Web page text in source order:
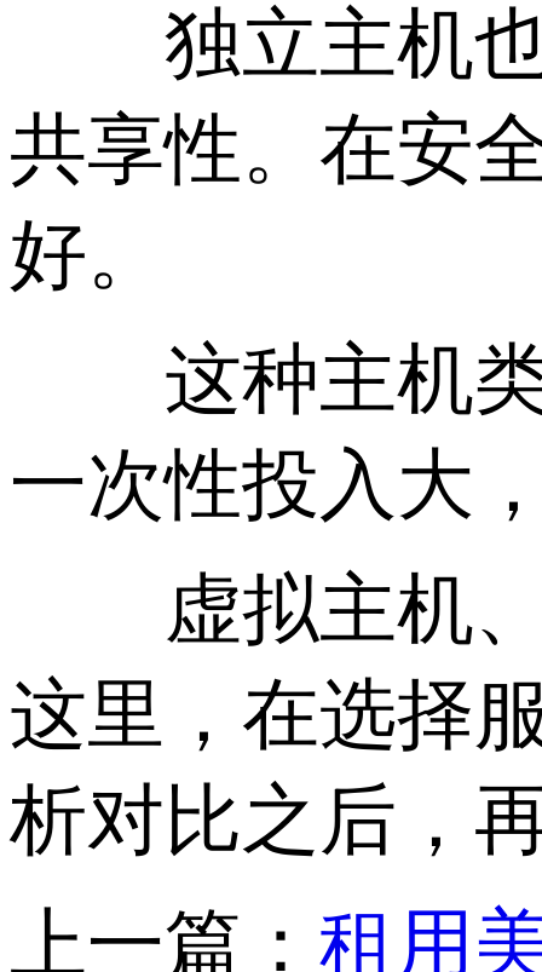
独立主机也
共享性。在安
好。
这种主机类
一次性投入大
虚拟主机、
这里，在选择
析对比之后，
上一篇： 租用